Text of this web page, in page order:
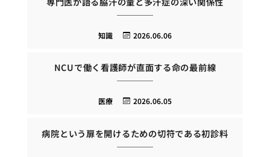
2026.06.06
知識
NCUで働く看護師が直面する命の最前線
2026.06.05
医療
病院という扉を開けるための切符である初診料